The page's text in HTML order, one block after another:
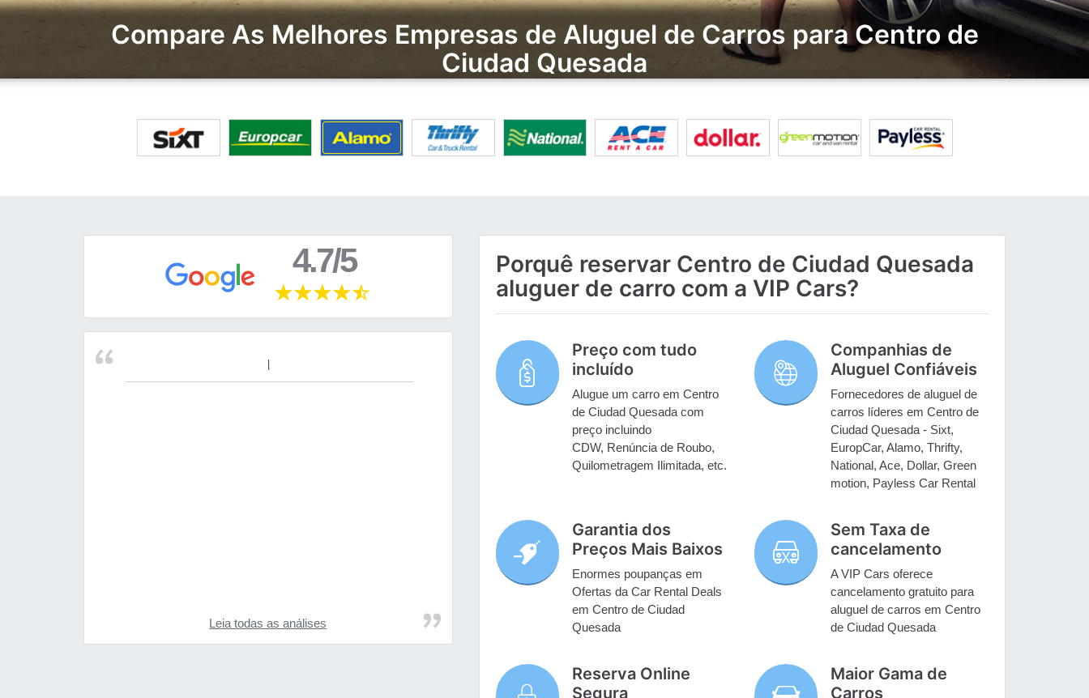
Compare As Melhores Empresas de Aluguel de Carros para Centro de
Ciudad Quesada
4.7/5
Leia todas as análises
Porquê reservar Centro de Ciudad Quesada
aluguer de carro com a VIP Cars?
Preço com tudo
incluído
Alugue um carro em Centro
de Ciudad Quesada com
preço incluindo
CDW, Renúncia de Roubo,
Quilometragem Ilimitada, etc.
Companhias de
Aluguel Confiáveis
Fornecedores de aluguel de
carros líderes em Centro de
Ciudad Quesada - Sixt,
EuropCar, Alamo, Thrifty,
National, Ace, Dollar, Green
motion, Payless Car Rental
Garantia dos
Preços Mais Baixos
Enormes poupanças em
Ofertas da Car Rental Deals
em Centro de Ciudad
Quesada
Sem Taxa de
cancelamento
A VIP Cars oferece
cancelamento gratuito para
aluguel de carros em Centro
de Ciudad Quesada
Reserva Online
Segura
Maior Gama de
Carros